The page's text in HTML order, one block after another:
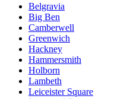
Belgravia
Big Ben
Camberwell
Greenwich
Hackney
Hammersmith
Holborn
Lambeth
Leiceister Square